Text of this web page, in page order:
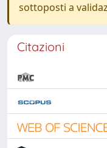
sottoposti a
Citazioni